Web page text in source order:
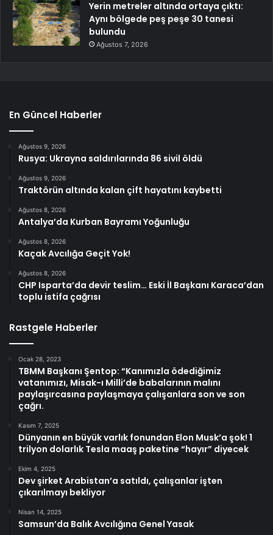
Yerin metreler altında ortaya çıktı:
Aynı bölgede peş peşe 30 tanesi
bulundu
Ağustos 7, 2026
En Güncel Haberler
Ağustos 9, 2026
Rusya: Ukrayna saldırılarında 86 sivil öldü
Ağustos 9, 2026
Traktörün altında kalan çift hayatını kaybetti
Ağustos 8, 2026
Antalya’da Kurban Bayramı Yoğunluğu
Ağustos 8, 2026
Kaçak Avcılığa Geçit Yok!
Ağustos 8, 2026
CHP Isparta’da devir teslim… Eski İl Başkanı Karaca’dan
toplu istifa çağrısı
Rastgele Haberler
Ocak 28, 2023
TBMM Başkanı Şentop: “Kanımızla ödediğimiz
vatanımızı, Misak-ı Milli’de babalarının malını
paylaşırcasına paylaşmaya çalışanlara son ve son
çağrı.
Kasım 7, 2025
Dünyanın en büyük varlık fonundan Elon Musk’a şok! 1
trilyon dolarlık Tesla maaş paketine “hayır” diyecek
Ekim 4, 2025
Dev şirket Arabistan’a satıldı, çalışanlar işten
çıkarılmayı bekliyor
Nisan 14, 2025
Samsun’da Balık Avcılığına Genel Yasak